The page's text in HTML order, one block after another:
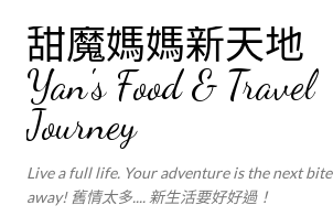
跳至主要內容
甜魔媽媽新天地
Yan's Food & Travel
Journey
Live a full life. Your adventure is the next bite
away! 舊情太多.... 新生活要好好過！